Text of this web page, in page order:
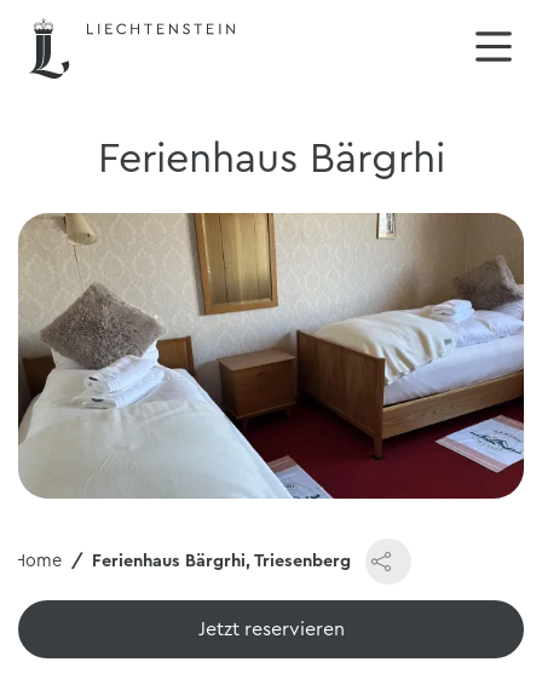
Ferienhaus Bärgrhi
Home Ferienhaus Bärgrhi, Triesenberg
Jetzt reservieren